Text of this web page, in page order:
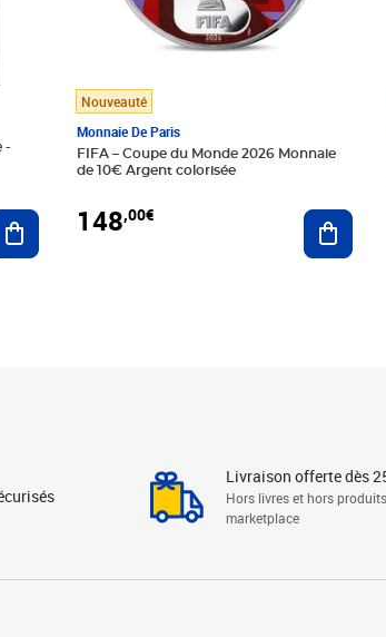
-
Ajouter au panier
Nouveauté
Monnaie De Paris
FIFA – Coupe du Monde 2026 Monnaie
de 10€ Argent colorisée
148,00€
Livraison offerte dès
Hors livres et hors produits
marketplace